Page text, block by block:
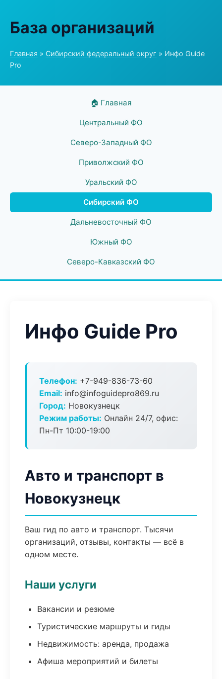
База организаций
Главная » Сибирский федеральный округ » Инфо Guide
Pro
🏠 Главная
Центральный ФО
Северо-Западный ФО
Приволжский ФО
Уральский ФО
Сибирский ФО
Дальневосточный ФО
Южный ФО
Северо-Кавказский ФО
Инфо Guide Pro
Телефон: +7-949-836-73-60
Email: info@infoguidepro869.ru
Город: Новокузнецк
Режим работы: Онлайн 24/7, офис:
Пн-Пт 10:00-19:00
Авто и транспорт в
Новокузнецк
Ваш гид по авто и транспорт. Тысячи
организаций, отзывы, контакты — всё в
одном месте.
Наши услуги
Вакансии и резюме
Туристические маршруты и гиды
Недвижимость: аренда, продажа
Афиша мероприятий и билеты